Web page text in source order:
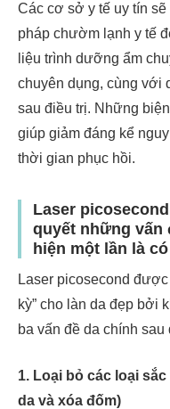
Các cơ sở y tế uy tín
pháp chườm lạnh y tế
liệu trình dưỡng ẩm
chuyên dụng, cùng với
sau điều trị. Những
giúp giảm đáng kể
thời gian phục hồi.
Laser
quyết những vấn
hiện một lần là
Laser picosecond
kỳ” cho làn da đẹp bởi
ba vấn đề da chính sau
1. Loại bỏ các loại
da và xóa đốm)